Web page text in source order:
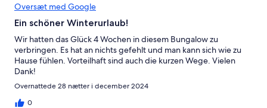
Oversæt med Google
Ein schöner Winterurlaub!
Wir hatten das Glück 4 Wochen in diesem Bungalow zu
verbringen. Es hat an nichts gefehlt und man kann sich wie zu
Hause fühlen. Vorteilhaft sind auch die kurzen Wege. Vielen
Dank!
Overnattede 28 nætter i december 2024
0